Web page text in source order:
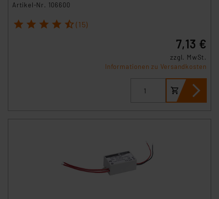
Artikel-Nr. 106600
1 2 3 4 5 (15)
7,13 €
zzgl. MwSt.
Informationen zu Versandkosten